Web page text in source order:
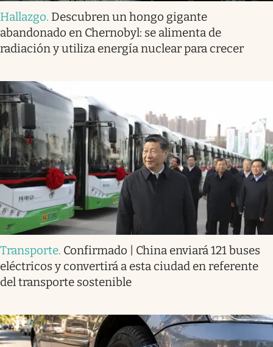
Hallazgo. Descubren un hongo gigante
abandonado en Chernobyl: se alimenta de
radiación y utiliza energía nuclear para crecer
Transporte. Confirmado | China enviará 121 buses
eléctricos y convertirá a esta ciudad en referente
del transporte sostenible